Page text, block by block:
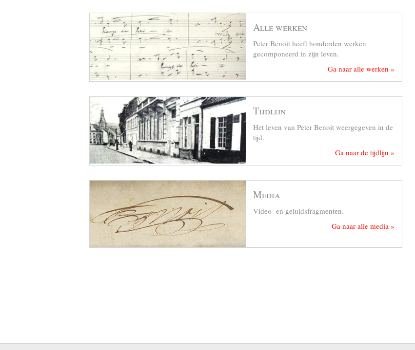
Alle werken
Peter Benoit heeft honderden werken
gecomponeerd in zijn leven.
Ga naar alle werken »
Tijdlijn
Het leven van Peter Benoit weergegeven in de
tijd.
Ga naar de tijdlijn »
Media
Video- en geluidsfragmenten.
Ga naar alle media »